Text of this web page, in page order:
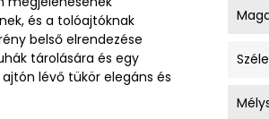
és a tolóajtóknak
belső elrendezése
tárolására és egy
lévő tükör elegáns és